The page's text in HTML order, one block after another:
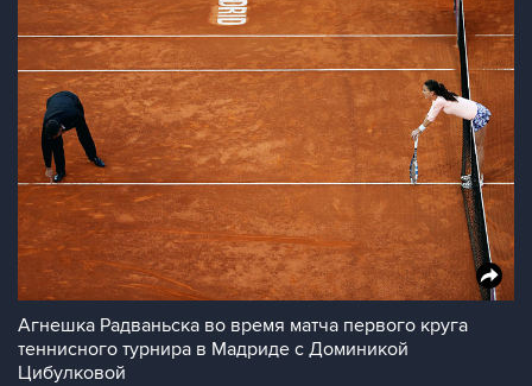
Агнешка Радваньска во время матча первого круга
теннисного турнира в Мадриде с Доминикой
Цибулковой